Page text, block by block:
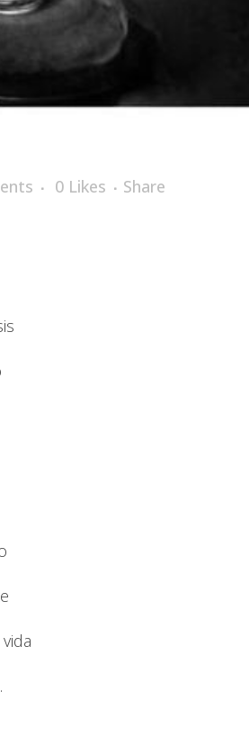
0 Likes Share